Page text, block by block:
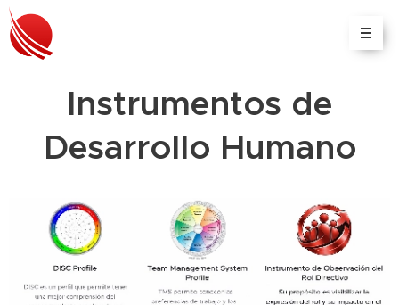
Instrumentos de
Desarrollo Humano